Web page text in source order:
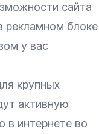
сайта
рекламном блоке
у вас
крупных
активную
в интернете во